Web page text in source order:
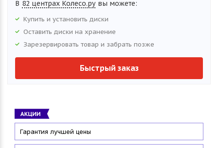
В 82 центрах Колесо.ру вы можете:
Купить и установить диски
Оставить диски на хранение
Зарезервировать товар и забрать позже
Быстрый заказ
Гарантия лучшей цены